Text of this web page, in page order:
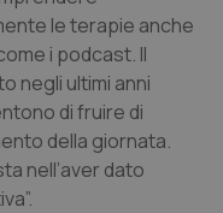
le terapie anche
i podcast. Il
negli ultimi anni
di fruire di
della giornata.
nell’aver dato